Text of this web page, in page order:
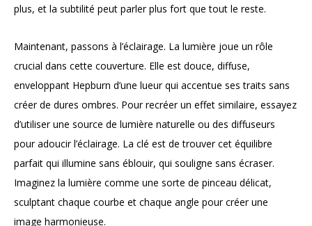
plus, et la subtilité peut parler plus fort que tout le reste.
Maintenant, passons à l’éclairage. La lumière joue un rôle
crucial dans cette couverture. Elle est douce, diffuse,
enveloppant Hepburn d’une lueur qui accentue ses traits sans
créer de dures ombres. Pour recréer un effet similaire, essayez
d’utiliser une source de lumière naturelle ou des diffuseurs
pour adoucir l’éclairage. La clé est de trouver cet équilibre
parfait qui illumine sans éblouir, qui souligne sans écraser.
Imaginez la lumière comme une sorte de pinceau délicat,
sculptant chaque courbe et chaque angle pour créer une
image harmonieuse.